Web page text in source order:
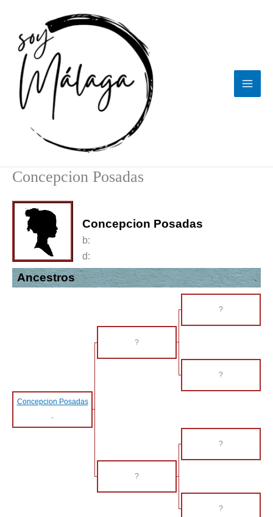
contenido
Concepcion Posadas
Concepcion Posadas
b:
d:
Ancestros
?
?
?
Concepcion Posadas
-
?
?
?